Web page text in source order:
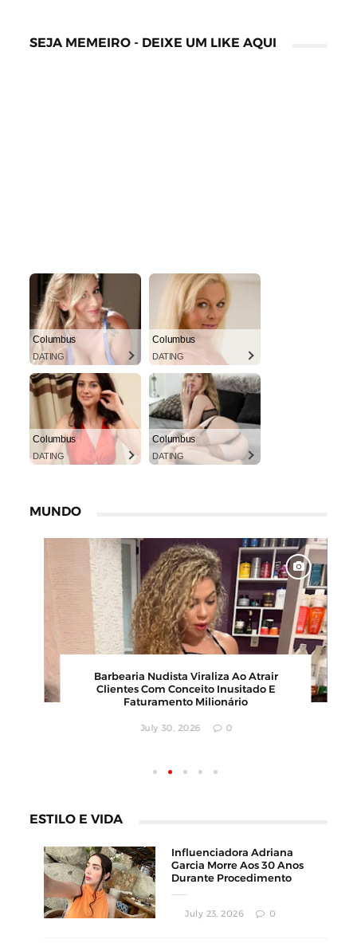
SEJA MEMEIRO - DEIXE UM LIKE AQUI
Columbus
DATING
Columbus
DATING
Columbus
DATING
Columbus
DATING
MUNDO
Barbearia Nudista Viraliza Ao Atrair
Clientes Com Conceito Inusitado E
Faturamento Milionário
July 30, 2026 0
ESTILO E VIDA
Influenciadora Adriana
Garcia Morre Aos 30 Anos
Durante Procedimento
July 23, 2026 0